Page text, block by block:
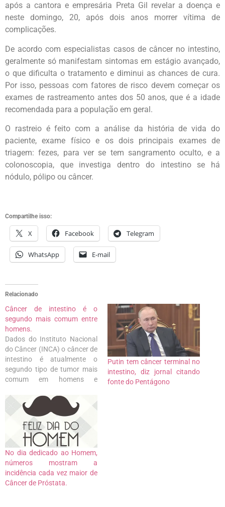
após a cantora e empresária Preta Gil revelar a doença e
neste domingo, 20, após dois anos morrer vítima de
complicações.
De acordo com especialistas casos de câncer no intestino,
geralmente só manifestam sintomas em estágio avançado,
o que dificulta o tratamento e diminui as chances de cura.
Por isso, pessoas com fatores de risco devem começar os
exames de rastreamento antes dos 50 anos, que é a idade
recomendada para a população em geral.
O rastreio é feito com a análise da história de vida do
paciente, exame físico e os dois principais exames de
triagem: fezes, para ver se tem sangramento oculto, e a
colonoscopia, que investiga dentro do intestino se há
nódulo, pólipo ou câncer.
Compartilhe isso:
X Facebook Telegram
WhatsApp E-mail
Relacionado
Câncer de intestino é o
segundo mais comum entre
homens.
Dados do Instituto Nacional
do Câncer (INCA) o câncer de
intestino é atualmente o
segundo tipo de tumor mais
comum em homens e
associados a maus hábitos
alimentares, sedentarismo e
obesidade então entre as
principais causas. A boa
notícia é que o câncer de
intestino é tratável e atinge
altos…
Putin tem câncer terminal no
intestino, diz jornal citando
fonte do Pentágono
No dia dedicado ao Homem,
números mostram a
incidência cada vez maior de
Câncer de Próstata.